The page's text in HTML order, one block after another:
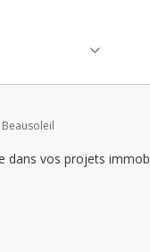
- 18:00
- 18:00
Beausoleil
dans vos projets